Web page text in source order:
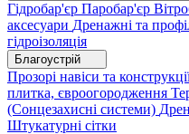
Гідробар'єр Паробар'єр
аксесуари Дренажні та
гідроізоляція
Благоустрій
Прозорі навіси та
плитка, євроогородження
(Сонцезахисні системи)
Штукатурні сітки